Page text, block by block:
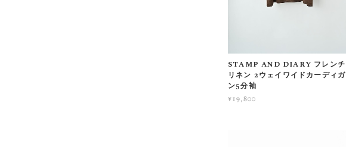
STAMP AND DIARY フレンチ
リネン 2ウェイワイドカーディガ
ン5分袖
¥19,800